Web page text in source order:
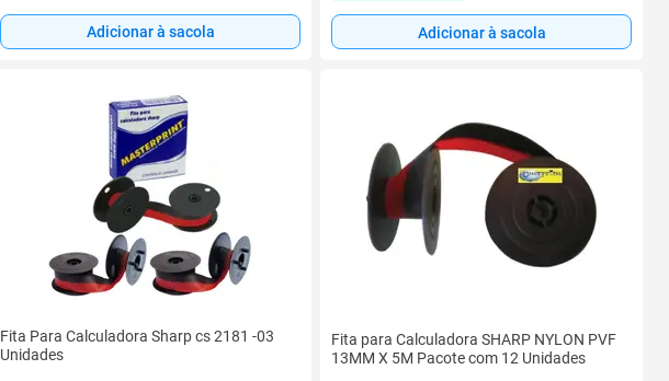
Adicionar à sacola Adicionar à sacola
Fita Para Calculadora Sharp cs 2181 -03
Unidades
Fita para Calculadora SHARP NYLON PVF
13MM X 5M Pacote com 12 Unidades